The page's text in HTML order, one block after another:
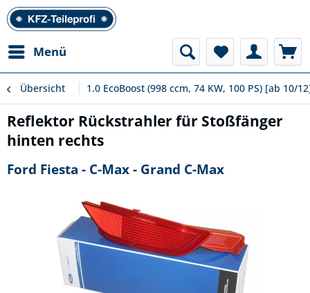
Menü
Übersicht 1.0 EcoBoost (998 ccm, 74 KW, 100 PS) [ab 10/
Reflektor Rückstrahler für Stoßfänger
hinten rechts
Ford Fiesta - C-Max - Grand C-Max